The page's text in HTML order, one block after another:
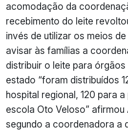
acomodação da
recebimento do leite
invés de utilizar os meios
avisar às famílias a
distribuir o leite para
estado “foram distribuídos
hospital regional, 120 para
escola Oto Veloso” afirmou
segundo a coordenadora a